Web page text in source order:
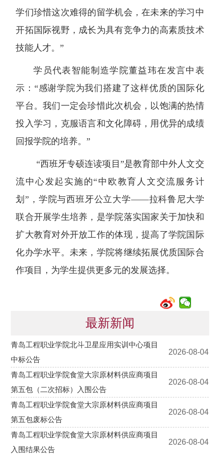
学们珍惜这次难得的留学机会，在未来的学习中
开拓国际视野，成长为具有竞争力的高素质技术
技能人才。”
学员代表智能制造学院董益玮在发言中表
示：“感谢学院为我们搭建了这样优质的国际化
平台。我们一定会珍惜此次机会，以饱满的热情
投入学习，克服语言和文化障碍，用优异的成绩
回报学院的培养。”
“西班牙专硕连读项目”是教育部中外人文交
流中心发起实施的“中欧教育人文交流服务计
划”，学院与西班牙公立大学——拉科鲁尼大学
联合开展学生培养，是学院落实国家关于加快和
扩大教育对外开放工作的体现，提高了学院国际
化办学水平。未来，学院将继续拓展优质国际合
作项目，为学生提供更多元的发展选择。
最新新闻